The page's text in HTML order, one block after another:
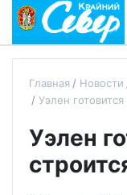
Главная Новости
Уэлен
Уэлен